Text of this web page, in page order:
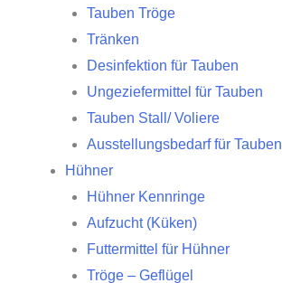
Tauben Tröge
Tränken
Desinfektion für Tauben
Ungeziefermittel für Tauben
Tauben Stall/ Voliere
Ausstellungsbedarf für Tauben
Hühner
Hühner Kennringe
Aufzucht (Küken)
Futtermittel für Hühner
Tröge – Geflügel